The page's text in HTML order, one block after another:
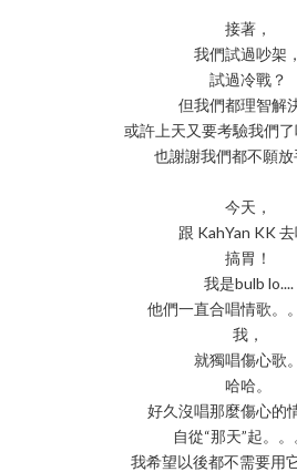
接著，
我們試過吵架，
試過冷戰？
但我們都理智解
或許上天又要考驗我們了
也謝謝我們都不願
今天，
跟 KahYan KK
搞胃！
我是bulb lo....
他們一直合唱情歌。
我，
就獨唱傷心歌。
哈哈。
好久沒唱那麼傷心的
自從“那天”起。。
我希望以後都不需要用